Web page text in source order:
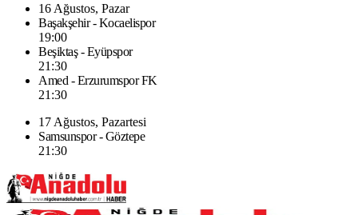
16 Ağustos, Pazar
Başakşehir - Kocaelispor
19:00
Beşiktaş - Eyüpspor
21:30
Amed - Erzurumspor FK
21:30
17 Ağustos, Pazartesi
Samsunspor - Göztepe
21:30